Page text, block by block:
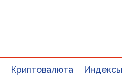
Криптовалюта Индексы